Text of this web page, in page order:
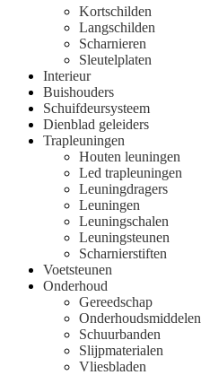
Kortschilden
Langschilden
Scharnieren
Sleutelplaten
Interieur
Buishouders
Schuifdeursysteem
Dienblad geleiders
Trapleuningen
Houten leuningen
Led trapleuningen
Leuningdragers
Leuningen
Leuningschalen
Leuningsteunen
Scharnierstiften
Voetsteunen
Onderhoud
Gereedschap
Onderhoudsmiddelen
Schuurbanden
Slijpmaterialen
Vliesbladen